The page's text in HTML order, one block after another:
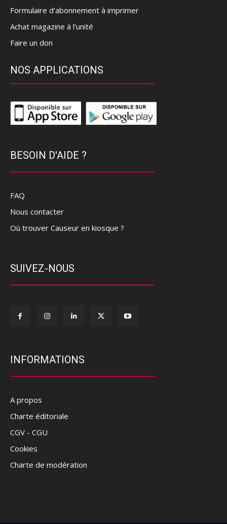
Formulaire d'abonnement à imprimer
Achat magazine à l'unité
Faire un don
NOS APPLICATIONS
BESOIN D'AIDE ?
FAQ
Nous contacter
Où trouver Causeur en kiosque ?
SUIVEZ-NOUS
INFORMATIONS
A propos
Charte éditoriale
CGV - CGU
Cookies
Charte de modération